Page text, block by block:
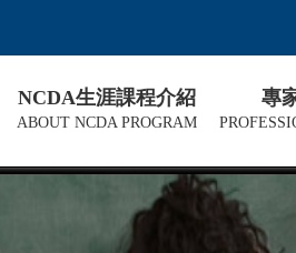
NCDA生涯課程介紹
ABOUT NCDA PROGRAM
專